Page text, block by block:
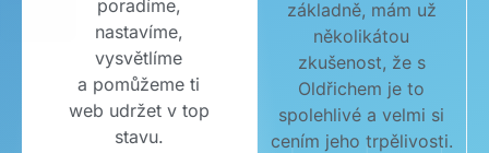
poradíme,
nastavíme,
vysvětlíme
a pomůžeme ti
web udržet v top
stavu.
základně, mám už
několikátou
zkušenost, že s
Oldřichem je to
spolehlivé a velmi si
cením jeho trpělivosti.